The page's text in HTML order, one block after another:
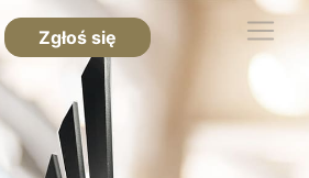
Zgłoś się